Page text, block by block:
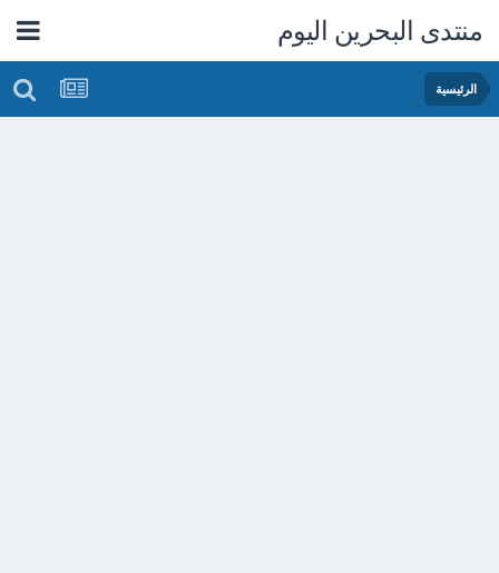
منتدى البحرين اليوم
الرئيسية